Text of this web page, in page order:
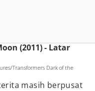
(2011) - Latar
Transformers Dark of the
masih berpusat